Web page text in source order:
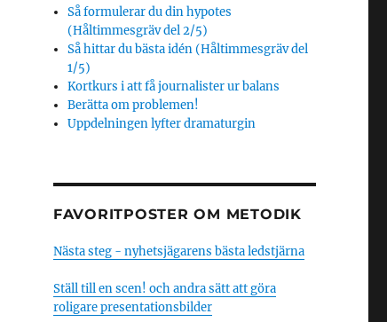
Så formulerar du din hypotes
(Håltimmesgräv del 2/5)
Så hittar du bästa idén (Håltimmesgräv del
1/5)
Kortkurs i att få journalister ur balans
Berätta om problemen!
Uppdelningen lyfter dramaturgin
FAVORITPOSTER OM METODIK
Nästa steg - nyhetsjägarens bästa ledstjärna
Ställ till en scen! och andra sätt att göra
roligare presentationsbilder